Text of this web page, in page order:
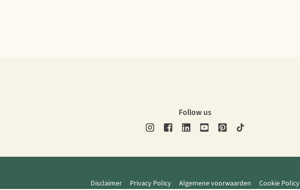
Follow us
Disclaimer Privacy Policy Algemene voorwaarden Cookie Policy